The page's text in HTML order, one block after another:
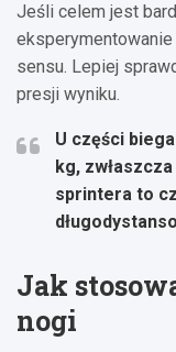
Jeśli celem jest
sensu. Lepiej
presji wyniku.
U części
kg,
sprintera to
Jak
nogi